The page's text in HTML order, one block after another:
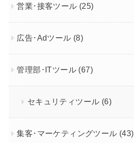
営業･接客ツール (25)
広告･Adツール (8)
管理部･ITツール (67)
セキュリティツール (6)
集客･マーケティングツール (43)